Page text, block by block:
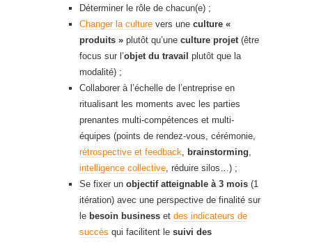
Déterminer le rôle de chacun(e) ;
Changer la culture vers une culture «
produits » plutôt qu’une culture projet(être
focus sur l’objet du travail plutôt que la
modalité) ;
Collaborer à l’échelle de l’entreprise en
ritualisant les moments avec les parties
prenantes multi-compétences et multi-
équipes (points de rendez-vous, cérémonie,
rétrospective et feedback, brainstorming,
intelligence collective, réduire silos…) ;
Se fixer un objectif atteignable à 3 mois (1
itération) avec une perspective de finalité sur
le besoin business et des indicateurs de
succès qui facilitent le suivi des